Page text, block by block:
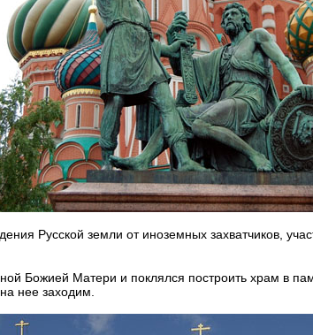
Русской земли от иноземных захватчиков,
Божией Матери и поклялся построить храм в
нее заходим.